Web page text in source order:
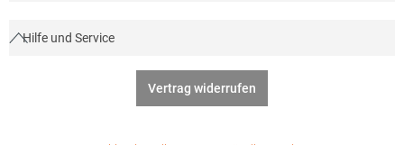
Hilfe und Service
Vertrag widerrufen